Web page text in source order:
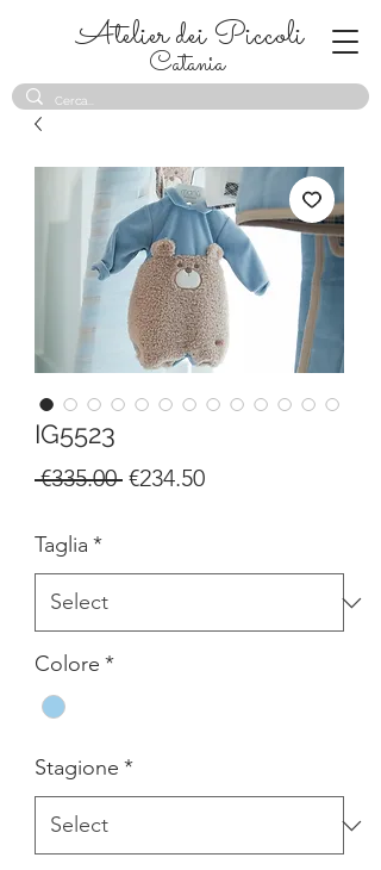
Atelier dei Piccoli
Catania
IG5523
€335.00 Regular
€234.50Sale
Taglia *
Colore *
Stagione *